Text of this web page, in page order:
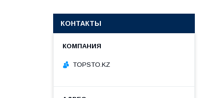
КОНТАКТЫ
TOPSTO.KZ